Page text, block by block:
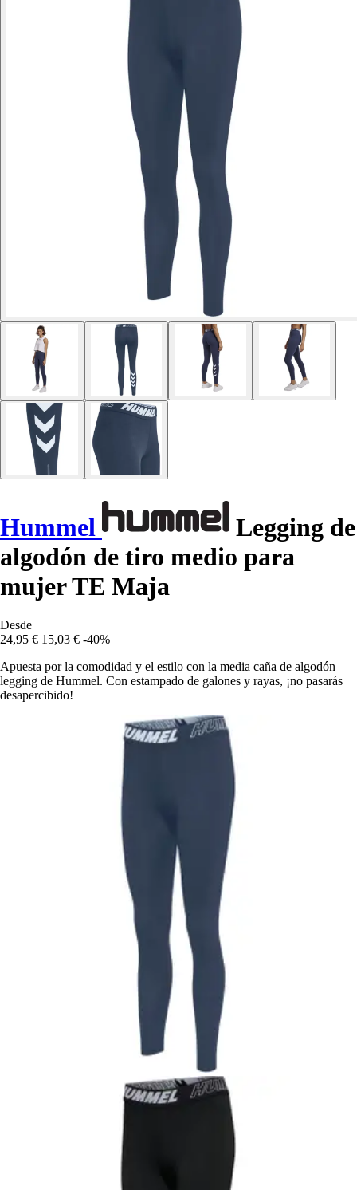
Hummel
Legging de
algodón de tiro medio para
mujer TE Maja
Desde
24,95 € 15,03 € -40%
Apuesta por la comodidad y el estilo con la media caña de algodón
legging de Hummel. Con estampado de galones y rayas, ¡no pasarás
desapercibido!